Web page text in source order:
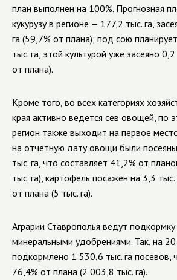
план выполнен на 100%. Прогнозная
кукурузу в регионе — 177,2 тыс. га,
га (59,7% от плана); под сою
тыс. га, этой культурой уже засеяно
от плана).
Кроме того, во всех категориях
края активно ведется сев овощей, по
регион также выходит на первое
на отчетную дату овощи были
тыс. га, что составляет 41,2% от
тыс. га), картофель посажен на 3,3 тыс.
от плана (5 тыс. га).
Аграрии Ставрополья ведут
минеральными удобрениями. Так, на
подкормлено 1 530,6 тыс. га посевов,
76,4% от плана (2 003,8 тыс. га).